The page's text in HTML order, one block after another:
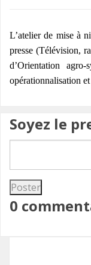
L’atelier de mise à
presse (Télévision,
d’Orientation
opérationnalisation
Soyez le
0